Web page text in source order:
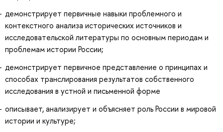
демонстрирует первичные навыки проблемного и
контекстного анализа исторических источников и
исследовательской литературы по основным периодам и
проблемам истории России;
демонстрирует первичное представление о принципах и
способах транслирования результатов собственного
исследования в устной и письменной форме
описывает, анализирует и объясняет роль России в мировой
истории и культуре;